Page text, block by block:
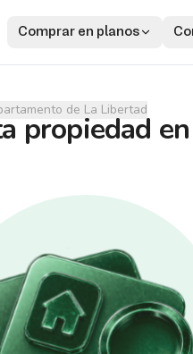
Comprar en planos
de La Libertad
propiedad en